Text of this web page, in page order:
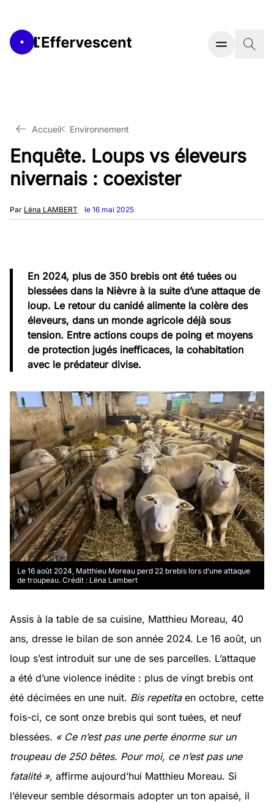
Accueil Environnement
Enquête. Loups vs éleveurs
nivernais : coexister
Par Léna LAMBERT le 16 mai 2025
En 2024, plus de 350 brebis ont été tuées ou
blessées dans la Nièvre à la suite d’une attaque de
loup. Le retour du canidé alimente la colère des
éleveurs, dans un monde agricole déjà sous
tension. Entre actions coups de poing et moyens
de protection jugés inefficaces, la cohabitation
avec le prédateur divise.
Le 16 août 2024, Matthieu Moreau perd 22 brebis lors d’une attaque
de troupeau. Crédit : Léna Lambert
Assis à la table de sa cuisine, Matthieu Moreau, 40
ans, dresse le bilan de son année 2024. Le 16 août, un
loup s’est introduit sur une de ses parcelles. L’attaque
a été d’une violence inédite : plus de vingt brebis ont
été décimées en une nuit. Bis repetitaen octobre, cette
fois-ci, ce sont onze brebis qui sont tuées, et neuf
blessées. « Ce n’est pas une perte énorme sur un
troupeau de 250 bêtes. Pour moi, ce n’est pas une
fatalité », affirme aujourd’hui Matthieu Moreau. Si
l’éleveur semble désormais adopter un ton apaisé, il